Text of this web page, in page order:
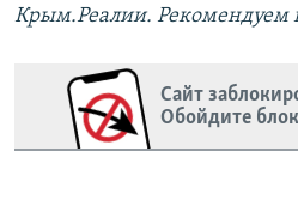
Крым.Реалии. Рекомендуем
Сайт
Обойдите